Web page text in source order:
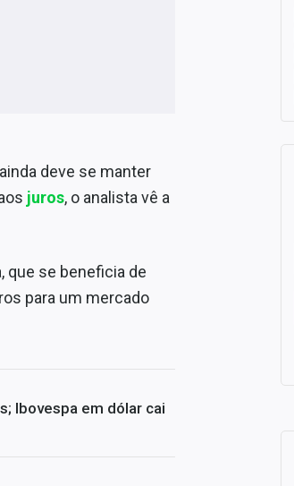
deve se manter
juros, o analista vê a
que se beneficia de
para um mercado
Ibovespa em dólar cai